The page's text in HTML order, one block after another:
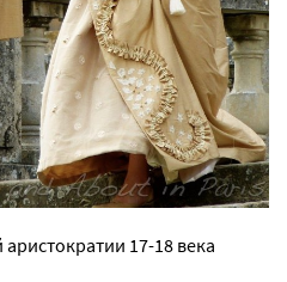
17-18 века